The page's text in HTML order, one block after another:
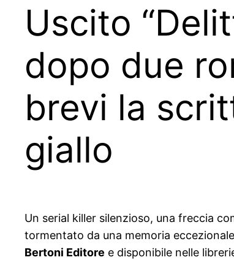
Uscito
dopo due
brevi la
giallo
Un serial killer silenzioso, una freccia
tormentato da una memoria
Bertoni Editore e disponibile nelle